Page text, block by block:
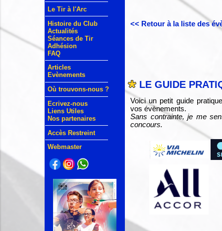
Le Tir à l'Arc
Histoire du Club
Actualités
Séances de Tir
Adhésion
FAQ
Articles
Evènements
Où trouvons-nous ?
Ecrivez-nous
Liens Utiles
Nos partenaires
Accès Restreint
Webmaster
<< Retour à la liste des
LE GUIDE
Voici un petit guide
vos évènements.
Sans contrainte, je me
concours.